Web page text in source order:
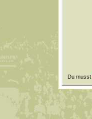
Du musst